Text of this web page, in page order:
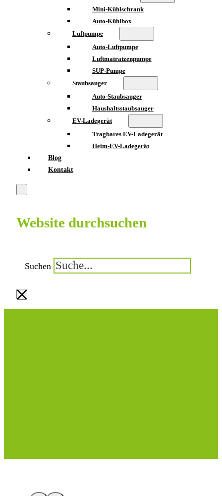
Mini-Kühlschrank
Auto-Kühlbox
Luftpumpe
Auto-Luftpumpe
Luftmatratzenpumpe
SUP-Pumpe
Staubsauger
Auto-Staubsauger
Haushaltsstaubsauger
EV-Ladegerät
Tragbares EV-Ladegerät
Heim-EV-Ladegerät
Blog
Kontakt
Website durchsuchen
Suchen
×